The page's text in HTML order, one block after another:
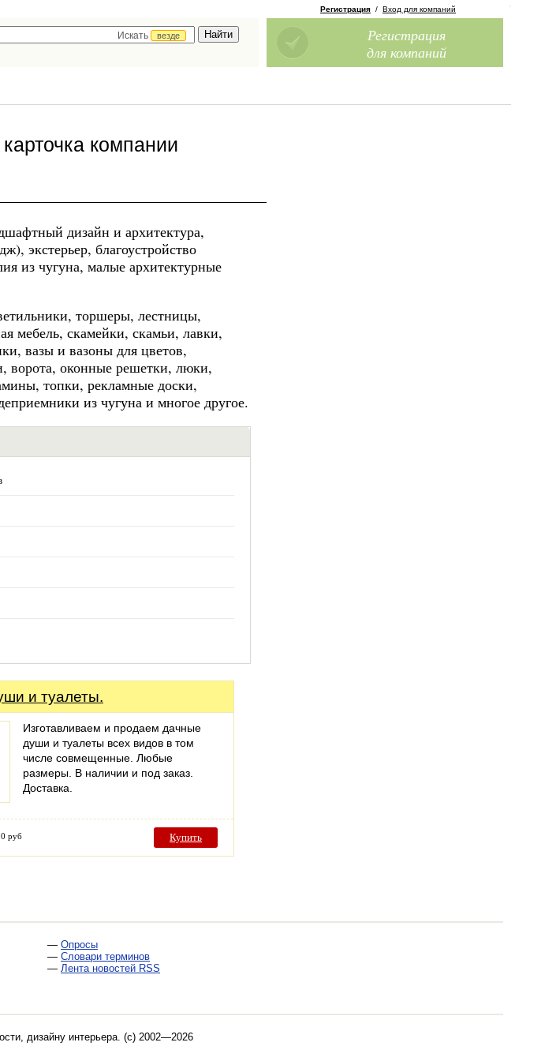
Искать
везде
Регистрация / Вход для компаний
Регистрация
для компаний
компании
дизайн и архитектура,
экстерьер, благоустройство
из чугуна, малые архитектурные
торшеры, лестницы,
мебель, скамейки, скамьи, лавки,
вазы и вазоны для цветов,
ворота, оконные решетки, люки,
топки, рекламные доски,
из чугуна и многое другое.
и туалеты.
Изготавливаем и продаем дачные
души и туалеты всех видов в том
числе совмещенные. Любые
размеры. В наличии и под заказ.
Доставка.
руб Купить
— Опросы
— Словари терминов
— Лента новостей RSS
дизайну интерьера. (c) 2002—2026